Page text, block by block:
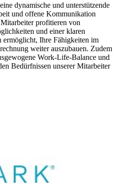
dynamische und unterstützende
und offene Kommunikation
profitieren von
und einer klaren
Ihre Fähigkeiten im
weiter auszubauen. Zudem
Work-Life-Balance und
Bedürfnissen unserer Mitarbeiter